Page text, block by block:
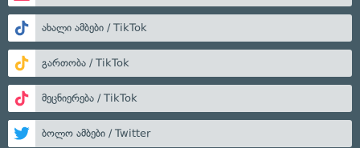
ახალი ამბები / TikTok
გართობა / TikTok
მეცნიერება / TikTok
ბოლო ამბები / Twitter